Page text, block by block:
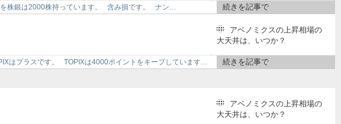
株銀は2000株持っています。 含み損です。 ナン… 続きを記事で
アベノミクスの上昇相場の
大天井は、いつか？
はプラスです。 TOPIXは4000ポイントをキープしています… 続きを記事で
アベノミクスの上昇相場の
大天井は、いつか？